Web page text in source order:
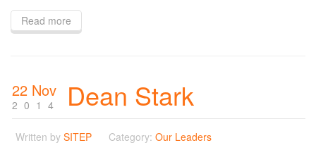
Read more
22 Nov
2014 Dean Stark
Written by SITEP Category: Our Leaders